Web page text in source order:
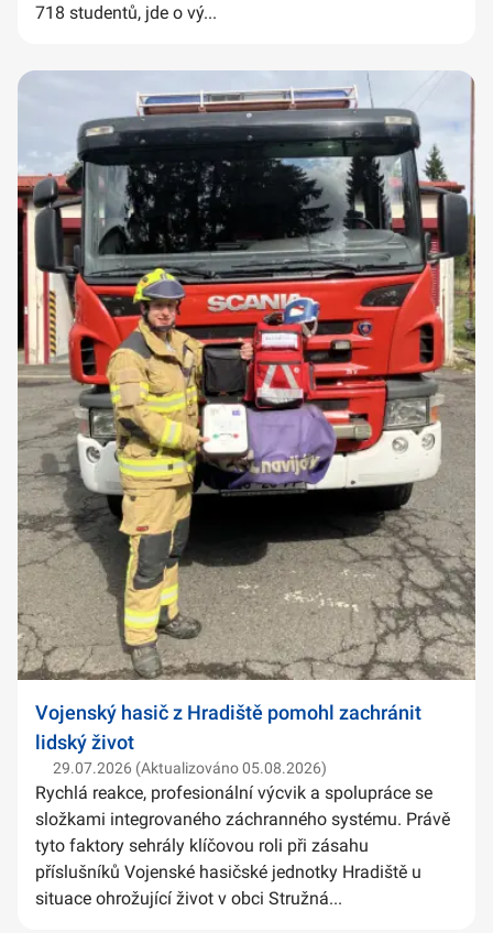
718 studentů, jde o vý...
Vojenský hasič z Hradiště pomohl zachránit
lidský život
29.07.2026 (Aktualizováno 05.08.2026)
Rychlá reakce, profesionální výcvik a spolupráce se
složkami integrovaného záchranného systému. Právě
tyto faktory sehrály klíčovou roli při zásahu
příslušníků Vojenské hasičské jednotky Hradiště u
situace ohrožující život v obci Stružná...